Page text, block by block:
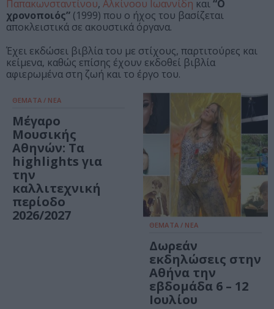
Παπακωνσταντίνου, Αλκίνοου Ιωαννίδη και“Ο
χρονοποιός” (1999) που ο ήχος του βασίζεται
αποκλειστικά σε ακουστικά όργανα.
Έχει εκδώσει βιβλία του με στίχους, παρτιτούρες και
κείμενα, καθώς επίσης έχουν εκδοθεί βιβλία
αφιερωμένα στη ζωή και το έργο του.
ΘΕΜΑΤΑ / ΝΕΑ
Μέγαρο
Μουσικής
Αθηνών: Τα
highlights για
την
καλλιτεχνική
περίοδο
2026/2027
ΘΕΜΑΤΑ / ΝΕΑ
Δωρεάν
εκδηλώσεις στην
Αθήνα την
εβδομάδα 6 – 12
Ιουλίου